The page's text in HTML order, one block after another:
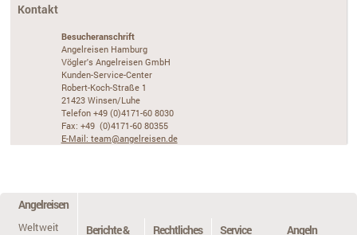
Kontakt
Besucheranschrift
Angelreisen Hamburg
Vögler's Angelreisen GmbH
Kunden-Service-Center
Robert-Koch-Straße 1
21423 Winsen/Luhe
Telefon +49 (0)4171-60 8030
Fax: +49 (0)4171-60 80355
E-Mail: team@angelreisen.de
Angelreisen
Weltweit Angeln
Berichte & Service
Rechtliches